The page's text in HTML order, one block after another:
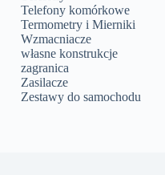
Telefony komórkowe
Termometry i Mierniki
Wzmacniacze
własne konstrukcje
zagranica
Zasilacze
Zestawy do samochodu